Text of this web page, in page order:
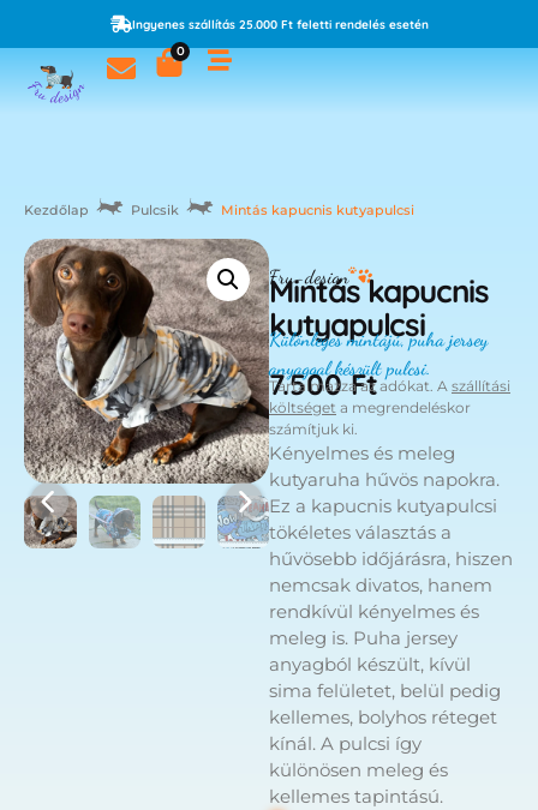
Ingyenes szállítás 25.000 Ft feletti rendelés esetén
0
Kezdőlap Pulcsik Mintás kapucnis kutyapulcsi
Fru-design
Mintás kapucnis
kutyapulcsi
Különleges mintájú, puha jersey
anyaggal készült pulcsi.
7.500Ft
Tartalmazza az adókat. A szállítási
költséget a megrendeléskor
számítjuk ki.
Kényelmes és meleg
kutyaruha hűvös napokra.
Ez a kapucnis kutyapulcsi
tökéletes választás a
hűvösebb időjárásra, hiszen
nemcsak divatos, hanem
rendkívül kényelmes és
meleg is. Puha jersey
anyagból készült, kívül
sima felületet, belül pedig
kellemes, bolyhos réteget
kínál. A pulcsi így
különösen meleg és
kellemes tapintású.